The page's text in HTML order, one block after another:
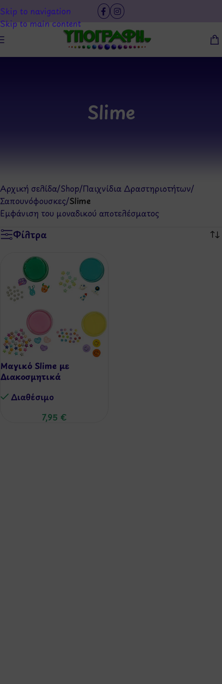
Skip to navigation
Skip to main content
Slime
Αρχική σελίδα/Shop/Παιχνίδια Δραστηριοτήτων/
Σαπουνόφουσκες/Slime
Εμφάνιση του μοναδικού αποτελέσματος
Φίλτρα
Μαγικό Slime με
Διακοσμητικά
Διαθέσιμo
7,95 €